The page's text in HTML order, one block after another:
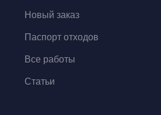
Новый заказ
Паспорт отходов
Все работы
Статьи